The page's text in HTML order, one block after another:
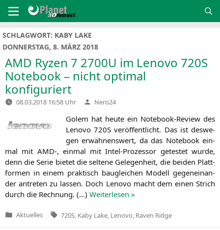
Inhalt
springen
SCHLAGWORT: KABY LAKE
DONNERSTAG, 8. MÄRZ 2018
AMD Ryzen 7 2700U im Lenovo 720S
Notebook – nicht optimal
konfiguriert
08.03.2018 16:58 Uhr Verfasst
von
Nero24
Golem hat heu­te ein Note­book-Review des
Leno­vo720S ver­öf­fent­licht. Das ist des­we­
gen erwäh­nens­wert, da das Note­book ein­
mal mit AMD‑, ein­mal mit Intel-Pro­zes­sor getes­tet wur­de,
denn die Serie bie­tet die sel­te­ne Gele­gen­heit, die bei­den Platt­
for­men in einem prak­tisch bau­glei­chen Modell gegen­ein­an­
der antre­ten zu las­sen. Doch Leno­vo macht dem einen Strich
durch die Rech­nung. (…) Wei­ter­le­sen »
Veröffentlicht
Aktuelles Tags:
720S Kaby Lake Lenovo Raven Ridge